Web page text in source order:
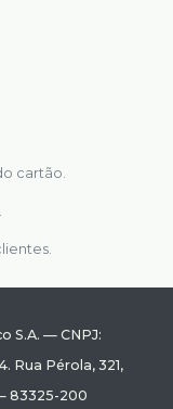
cartão.
S.A. — CNPJ:
Rua Pérola, 321,
83325-200